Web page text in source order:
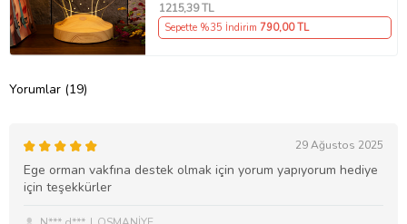
1215,39 TL
Sepette %35 İndirim 790,00 TL
Yorumlar (19)
29 Ağustos 2025
Ege orman vakfına destek olmak için yorum yapıyorum hediye
için teşekkürler